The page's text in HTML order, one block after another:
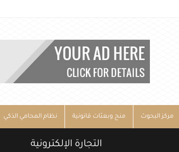
مركز البحوث منح وبعثات قانونية نظام المحامي الذكي
التجارة الإلكترونية